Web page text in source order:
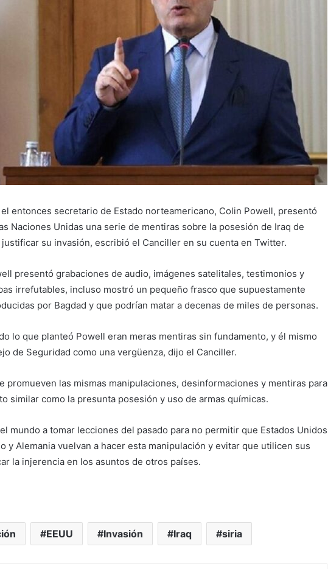
entonces secretario de Estado norteamericano, Colin Powell, presentó
Naciones Unidas una serie de mentiras sobre la posesión de Iraq de
su invasión, escribió el Canciller en su cuenta en Twitter.
presentó grabaciones de audio, imágenes satelitales, testimonios y
irrefutables, incluso mostró un pequeño frasco que supuestamente
por Bagdad y que podrían matar a decenas de miles de personas.
lo que planteó Powell eran meras mentiras sin fundamento, y él mismo
de Seguridad como una vergüenza, dijo el Canciller.
promueven las mismas manipulaciones, desinformaciones y mentiras para
similar como la presunta posesión y uso de armas químicas.
mundo a tomar lecciones del pasado para no permitir que Estados Unidos
y Alemania vuelvan a hacer esta manipulación y evitar que utilicen sus
la injerencia en los asuntos de otros países.
EEUU Invasión Iraq siria